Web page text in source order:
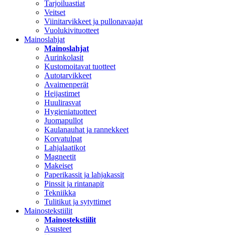
Tarjoiluastiat
Veitset
Viinitarvikkeet ja pullonavaajat
Vuolukivituotteet
Mainoslahjat
Mainoslahjat
Aurinkolasit
Kustomoitavat tuotteet
Autotarvikkeet
Avaimenperät
Heijastimet
Huulirasvat
Hygieniatuotteet
Juomapullot
Kaulanauhat ja rannekkeet
Korvatulpat
Lahjalaatikot
Magneetit
Makeiset
Paperikassit ja lahjakassit
Pinssit ja rintanapit
Tekniikka
Tulitikut ja sytyttimet
Mainostekstiilit
Mainostekstiilit
Asusteet